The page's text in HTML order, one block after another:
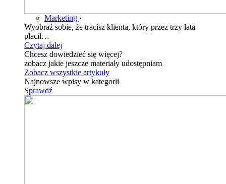
Marketing ·
Wyobraź sobie, że tracisz klienta, który przez trzy lata
płacił…
Czytaj dalej
Chcesz dowiedzieć się więcej?
zobacz jakie jeszcze materiały udostępniam
Zobacz wszystkie artykuły
Najnowsze wpisy w kategorii
Sprawdź